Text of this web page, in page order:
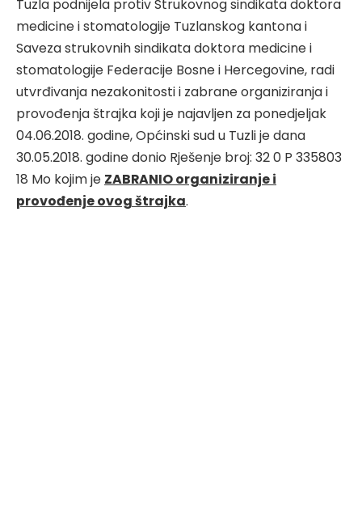
Tuzla podnijela protiv Strukovnog sindikata doktora
medicine i stomatologije Tuzlanskog kantona i
Saveza strukovnih sindikata doktora medicine i
stomatologije Federacije Bosne i Hercegovine, radi
utvrđivanja nezakonitosti i zabrane organiziranja i
provođenja štrajka koji je najavljen za ponedjeljak
04.06.2018. godine, Općinski sud u Tuzli je dana
30.05.2018. godine donio Rješenje broj: 32 0 P 335803
18 Mo kojim je ZABRANIO organiziranje i
provođenje ovog štrajka.